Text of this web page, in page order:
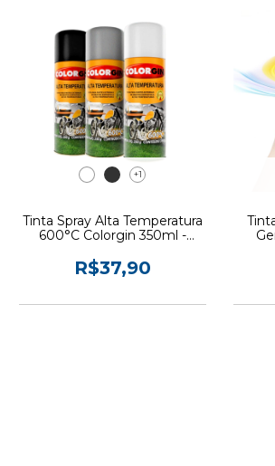
+1
Tinta Spray Alta Temperatura
600°C Colorgin 350ml -
R$37,90